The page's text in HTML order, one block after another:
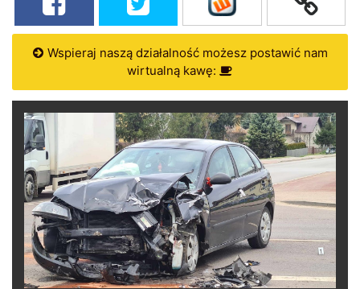
Wspieraj naszą działalność możesz postawić nam
wirtualną kawę: